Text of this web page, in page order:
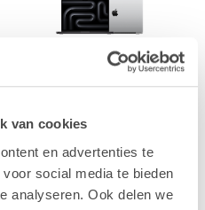
van cookies
en advertenties te
social media te bieden
analyseren. Ook delen we